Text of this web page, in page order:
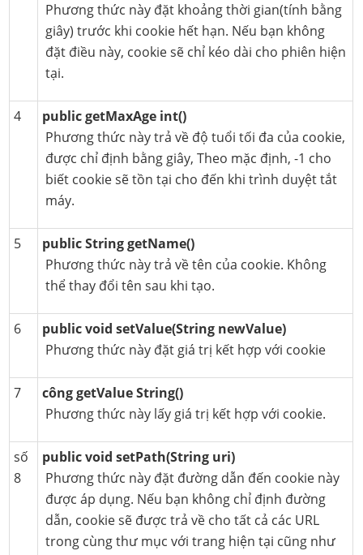
Phương thức này đặt khoảng thời gian(tính bằng
giây) trước khi cookie hết hạn. Nếu bạn không
đặt điều này, cookie sẽ chỉ kéo dài cho phiên hiện
tại.
4
public getMaxAge int()
Phương thức này trả về độ tuổi tối đa của cookie,
được chỉ định bằng giây, Theo mặc định, -1 cho
biết cookie sẽ tồn tại cho đến khi trình duyệt tắt
máy.
5
public String getName()
Phương thức này trả về tên của cookie. Không
thể thay đổi tên sau khi tạo.
6
public void setValue(String newValue)
Phương thức này đặt giá trị kết hợp với cookie
7
công getValue String()
Phương thức này lấy giá trị kết hợp với cookie.
số
8
public void setPath(String uri)
Phương thức này đặt đường dẫn đến cookie này
được áp dụng. Nếu bạn không chỉ định đường
dẫn, cookie sẽ được trả về cho tất cả các URL
trong cùng thư mục với trang hiện tại cũng như